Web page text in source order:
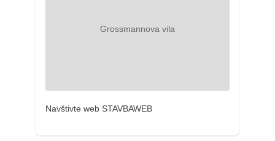
Navštivte web STAVBAWEB